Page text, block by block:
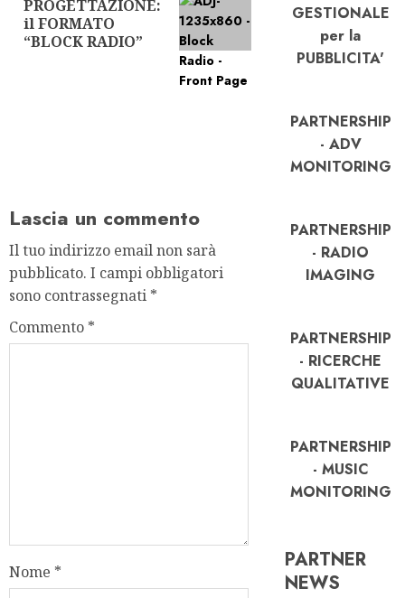
successivo:
PROGETTAZIONE:
il FORMATO
“BLOCK RADIO”
Lascia un commento
Il tuo indirizzo email non sarà
pubblicato. I campi obbligatori
sono contrassegnati *
Commento *
Nome *
GESTIONALE
per la
PUBBLICITA'
PARTNERSHIP
- ADV
MONITORING
PARTNERSHIP
- RADIO
IMAGING
PARTNERSHIP
- RICERCHE
QUALITATIVE
PARTNERSHIP
- MUSIC
MONITORING
PARTNER
NEWS
FREE